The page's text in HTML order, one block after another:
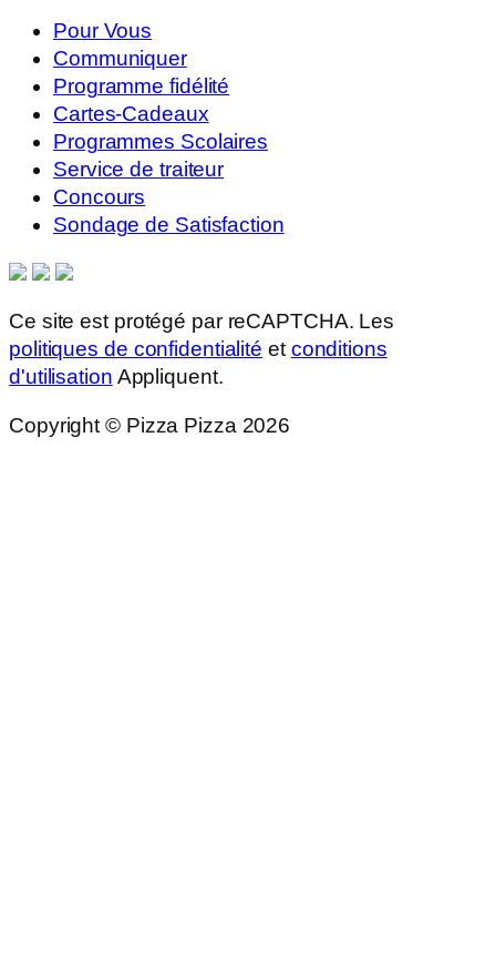
Pour Vous
Communiquer
Programme fidélité
Cartes-Cadeaux
Programmes Scolaires
Service de traiteur
Concours
Sondage de Satisfaction
Ce site est protégé par reCAPTCHA. Les
politiques de confidentialité etconditions
d'utilisation Appliquent.
Copyright © Pizza Pizza 2026